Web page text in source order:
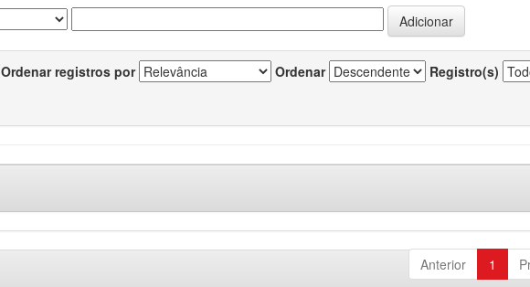
Ordenar registros por Ordenar Registro(s)
Anterior 1